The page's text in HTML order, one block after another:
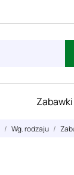
Wg. rodzaju